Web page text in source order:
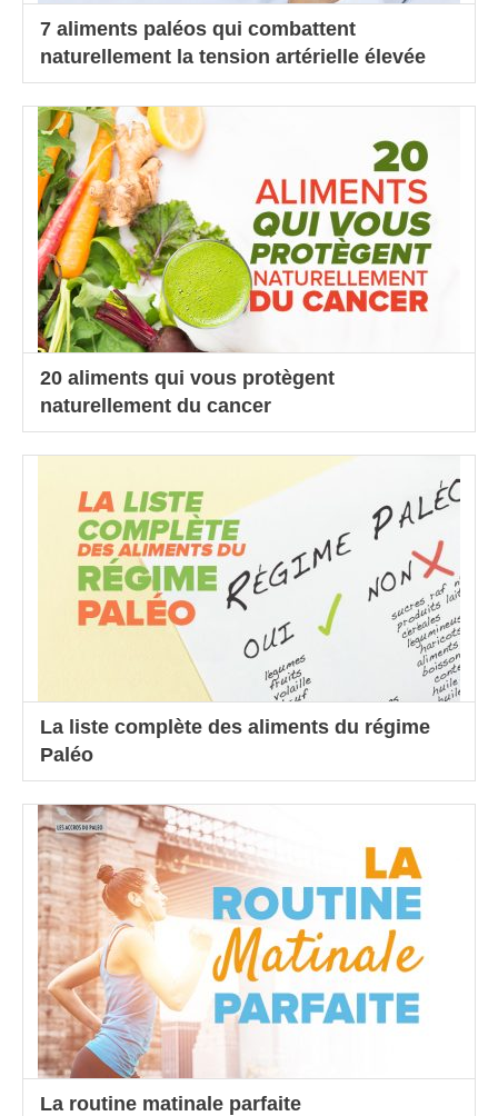
7 aliments paléos qui combattent
naturellement la tension artérielle élevée
20 aliments qui vous protègent
naturellement du cancer
La liste complète des aliments du régime
Paléo
La routine matinale parfaite